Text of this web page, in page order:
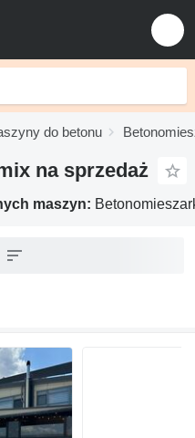
do betonu
na sprzedaż
maszyn: